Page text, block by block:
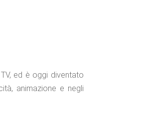
ed è oggi diventato
animazione e negli